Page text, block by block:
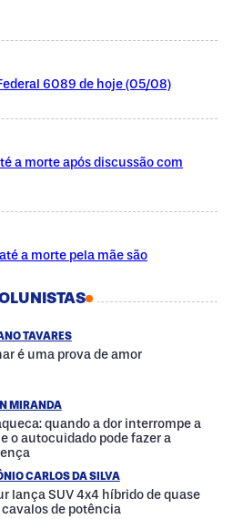
6089 de hoje (05/08)
a morte após discussão com
a morte pela mãe são
TAVARES
é uma prova de amor
MIRANDA
quando a dor interrompe a
o autocuidado pode fazer a
CARLOS DA SILVA
lança SUV 4x4 híbrido de quase
de potência